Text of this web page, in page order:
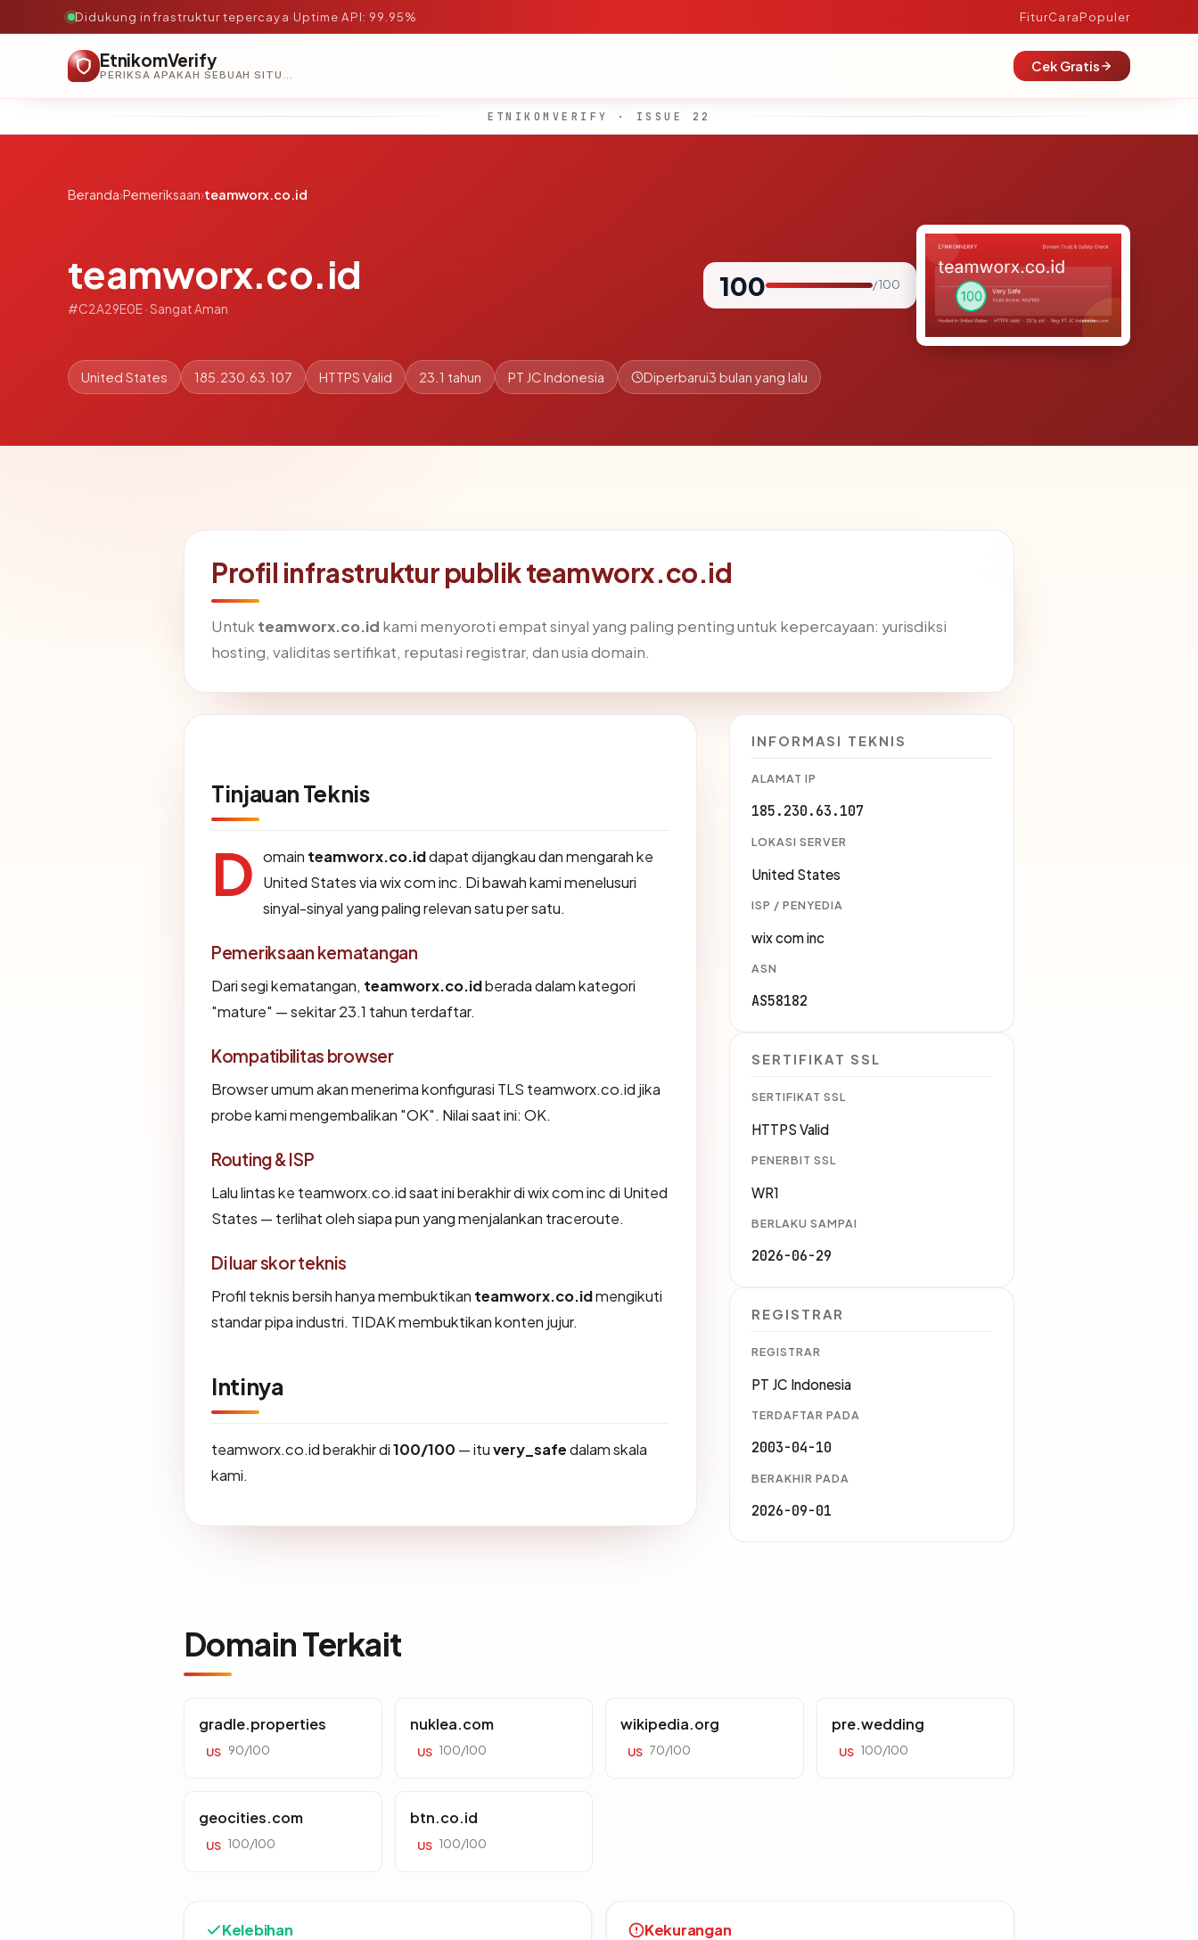
Didukung infrastruktur tepercaya·Uptime API: 99.95% FiturCaraPopuler
EtnikomVerify
PERIKSA APAKAH SEBUAH SITUS AMAN, TEPERCAYA, DAN TERVERIFIKASI DALAM HITUNGAN DETIK.
Cek Gratis
ETNIKOMVERIFY · ISSUE 22
Beranda›Pemeriksaan›teamworx.co.id
teamworx.co.id
#C2A29E0E · Sangat Aman
100 / 100
United States 185.230.63.107 HTTPS Valid 23.1 tahun PT JC Indonesia Diperbarui3 bulan yang lalu
Profil infrastruktur publik teamworx.co.id
Untuk teamworx.co.id kami menyoroti empat sinyal yang paling penting untuk kepercayaan: yurisdiksi
hosting, validitas sertifikat, reputasi registrar, dan usia domain.
Tinjauan Teknis
D omain teamworx.co.iddapat dijangkau dan mengarah ke
United States via wix com inc. Di bawah kami menelusuri
sinyal-sinyal yang paling relevan satu per satu.
Pemeriksaan kematangan
Dari segi kematangan, teamworx.co.idberada dalam kategori
"mature" — sekitar 23.1 tahun terdaftar.
Kompatibilitas browser
Browser umum akan menerima konfigurasi TLS teamworx.co.id jika
probe kami mengembalikan "OK". Nilai saat ini: OK.
Routing & ISP
Lalu lintas ke teamworx.co.id saat ini berakhir di wix com inc di United
States — terlihat oleh siapa pun yang menjalankan traceroute.
Di luar skor teknis
Profil teknis bersih hanya membuktikan teamworx.co.idmengikuti
standar pipa industri. TIDAK membuktikan konten jujur.
Intinya
teamworx.co.id berakhir di100/100 — ituvery_safedalam skala
kami.
INFORMASI TEKNIS
ALAMAT IP
185.230.63.107
LOKASI SERVER
United States
ISP / PENYEDIA
wix com inc
ASN
AS58182
SERTIFIKAT SSL
SERTIFIKAT SSL
HTTPS Valid
PENERBIT SSL
WR1
BERLAKU SAMPAI
2026-06-29
REGISTRAR
REGISTRAR
PT JC Indonesia
TERDAFTAR PADA
2003-04-10
BERAKHIR PADA
2026-09-01
Domain Terkait
gradle.properties
US 90/100
nuklea.com
US 100/100
wikipedia.org
US 70/100
pre.wedding
US 100/100
geocities.com
US 100/100
btn.co.id
US 100/100
Kelebihan Kekurangan